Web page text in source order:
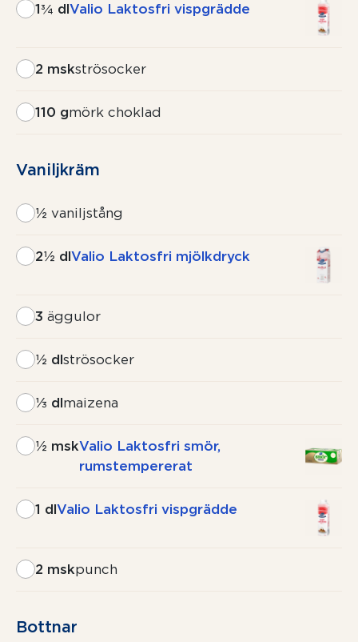
1¾ dlValio Laktosfri vispgrädde
2 mskströsocker
110 gmörk choklad
Vaniljkräm
½ vaniljstång
2½ dlValio Laktosfri mjölkdryck
3 äggulor
½ dlströsocker
⅓ dlmaizena
½ mskValio Laktosfri smör,
rumstempererat
1 dlValio Laktosfri vispgrädde
2 mskpunch
Bottnar